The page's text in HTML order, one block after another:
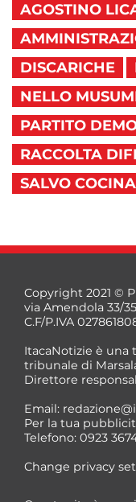
AGOSTINO
DISCARICHE
NELLO
PARTITO
RACCOLTA
SALVO COCINA
Copyright 2021 ©
via Amendola 33/
C.F/P.IVA
ItacaNotizie è una
tribunale di
Direttore
Email:
Per la tua
Telefono: 0923
Change privacy